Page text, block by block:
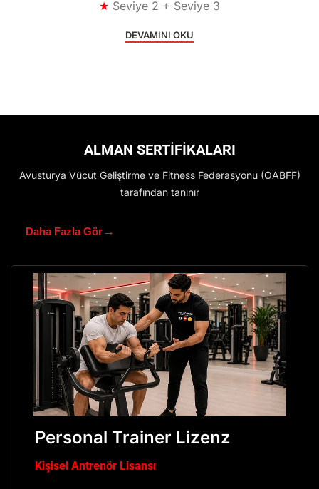
★ Seviye 2 + Seviye 3
DEVAMINI OKU
ALMAN SERTİFİKALARI
Avusturya Vücut Geliştirme ve Fitness Federasyonu (OABFF)
tarafından tanınır
Daha Fazla Gör→
Personal Trainer Lizenz
Kişisel Antrenör Lisansı